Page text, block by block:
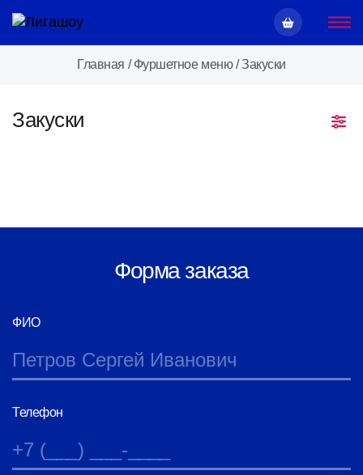
Главная /Фуршетное меню/Закуски
Закуски
Форма заказа
ФИО
Телефон